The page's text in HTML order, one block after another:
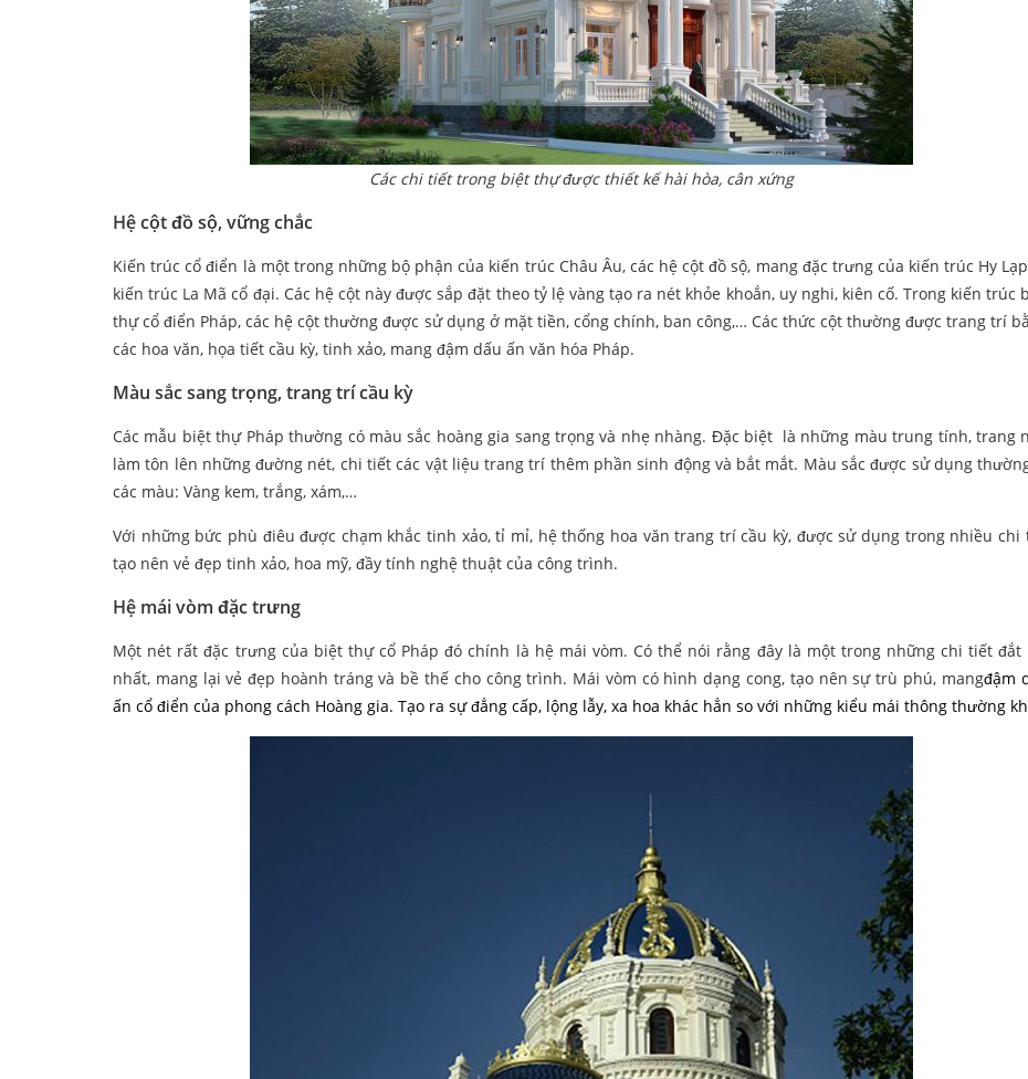
Các chi tiết trong biệt thự được thiết kế hài hòa, cân xứng
Hệ cột đồ sộ, vững chắc
Kiến trúc cổ điển là một trong những bộ phận của kiến trúc Châu Âu, các hệ cột đồ sộ, mang đặc trưng của kiến trúc Hy
kiến trúc La Mã cổ đại. Các hệ cột này được sắp đặt theo tỷ lệ vàng tạo ra nét khỏe khoắn, uy nghi, kiên cố. Trong kiến trúc
thự cổ điển Pháp, các hệ cột thường được sử dụng ở mặt tiền, cổng chính, ban công,… Các thức cột thường được trang trí
các hoa văn, họa tiết cầu kỳ, tinh xảo, mang đậm dấu ấn văn hóa Pháp.
Màu sắc sang trọng, trang trí cầu kỳ
Các mẫu biệt thự Pháp thường có màu sắc hoàng gia sang trọng và nhẹ nhàng. Đặc biệt là những màu trung tính, trang
làm tôn lên những đường nét, chi tiết các vật liệu trang trí thêm phần sinh động và bắt mắt. Màu sắc được sử dụng
các màu: Vàng kem, trắng, xám,…
Với những bức phù điêu được chạm khắc tinh xảo, tỉ mỉ, hệ thống hoa văn trang trí cầu kỳ, được sử dụng trong nhiều chi
tạo nên vẻ đẹp tinh xảo, hoa mỹ, đầy tính nghệ thuật của công trình.
Hệ mái vòm đặc trưng
Một nét rất đặc trưng của biệt thự cổ Pháp đó chính là hệ mái vòm. Có thể nói rằng đây là một trong những chi tiết đắt
nhất, mang lại vẻ đẹp hoành tráng và bề thế cho công trình. Mái vòm có hình dạng cong, tạo nên sự trù phú, mangđậm
ấn cổ điển của phong cách Hoàng gia. Tạo ra sự đẳng cấp, lộng lẫy, xa hoa khác hẳn so với những kiểu mái thông thường